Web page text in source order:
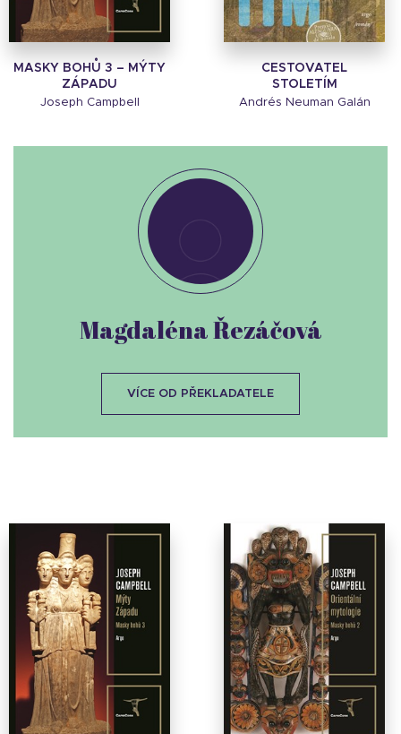
MASKY BOHŮ 3 – MÝTY
ZÁPADU
Joseph Campbell
CESTOVATEL
STOLETÍM
Andrés Neuman Galán
Magdaléna Řezáčová
VÍCE OD PŘEKLADATELE